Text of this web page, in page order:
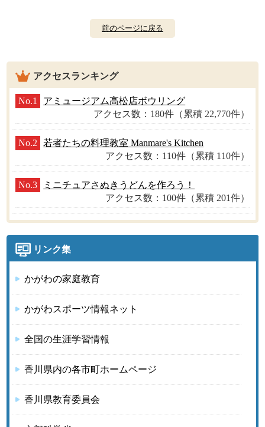
前のページに戻る
アクセスランキング
No.1
アミュージアム高松店ボウリング
アクセス数：180件（累積 22,770件）
No.2
若者たちの料理教室 Manmare's Kitchen
アクセス数：110件（累積 110件）
No.3
ミニチュアさぬきうどんを作ろう！
アクセス数：100件（累積 201件）
リンク集
かがわの家庭教育
かがわスポーツ情報ネット
全国の生涯学習情報
香川県内の各市町ホームページ
香川県教育委員会